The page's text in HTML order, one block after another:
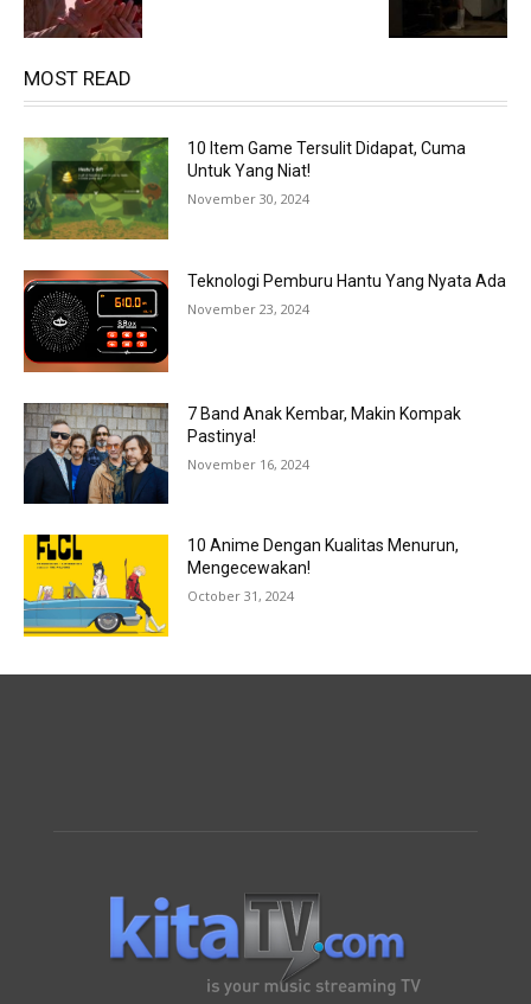
MOST READ
10 Item Game Tersulit Didapat, Cuma
Untuk Yang Niat!
November 30, 2024
Teknologi Pemburu Hantu Yang Nyata Ada
November 23, 2024
7 Band Anak Kembar, Makin Kompak
Pastinya!
November 16, 2024
10 Anime Dengan Kualitas Menurun,
Mengecewakan!
October 31, 2024